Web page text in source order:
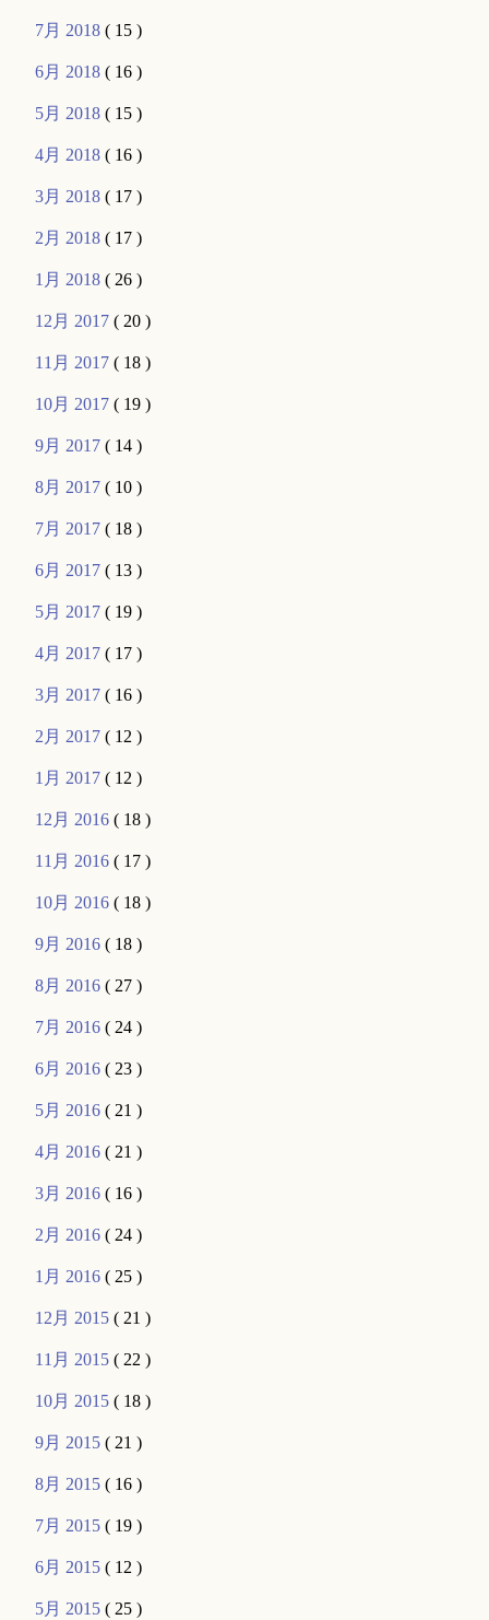
7月 2018( 15 )
6月 2018( 16 )
5月 2018( 15 )
4月 2018( 16 )
3月 2018( 17 )
2月 2018( 17 )
1月 2018( 26 )
12月 2017( 20 )
11月 2017( 18 )
10月 2017( 19 )
9月 2017( 14 )
8月 2017( 10 )
7月 2017( 18 )
6月 2017( 13 )
5月 2017( 19 )
4月 2017( 17 )
3月 2017( 16 )
2月 2017( 12 )
1月 2017( 12 )
12月 2016( 18 )
11月 2016( 17 )
10月 2016( 18 )
9月 2016( 18 )
8月 2016( 27 )
7月 2016( 24 )
6月 2016( 23 )
5月 2016( 21 )
4月 2016( 21 )
3月 2016( 16 )
2月 2016( 24 )
1月 2016( 25 )
12月 2015( 21 )
11月 2015( 22 )
10月 2015( 18 )
9月 2015( 21 )
8月 2015( 16 )
7月 2015( 19 )
6月 2015( 12 )
5月 2015( 25 )